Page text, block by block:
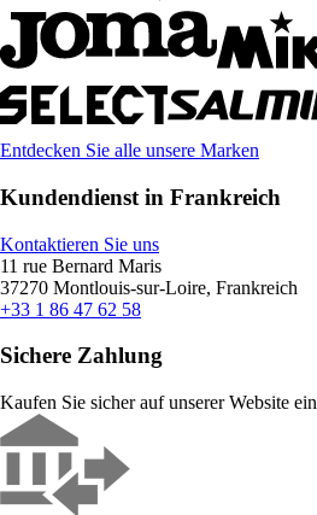
Entdecken Sie alle unsere Marken
Kundendienst in Frankreich
Kontaktieren Sie uns
11 rue Bernard Maris
37270 Montlouis-sur-Loire, Frankreich
+33 1 86 47 62 58
Sichere Zahlung
Kaufen Sie sicher auf unserer Website ein